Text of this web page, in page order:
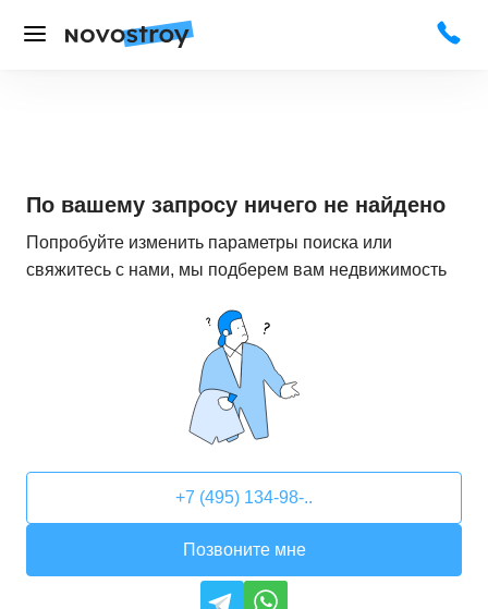
По вашему запросу ничего не найдено
Попробуйте изменить параметры поиска или
свяжитесь с нами, мы подберем вам недвижимость
+7 (495) 134-98-..
Позвоните мне